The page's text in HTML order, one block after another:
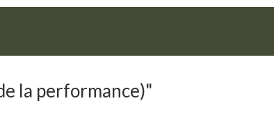
la performance)"